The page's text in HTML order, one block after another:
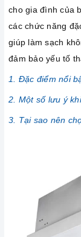
cho gia đình của
các chức năng
giúp làm sạch
đảm bảo yếu tố
1. Đặc điểm nổi
2. Một số lưu ý
3. Tại sao nên